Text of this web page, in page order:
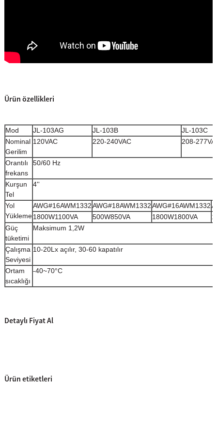
Ürün özellikleri
Mod JL-103AG JL-103B
JL-103C
Nominal
Gerilim
120VAC 220-240VAC 208-
Orantılı
frekans
50/60 Hz
Kurşun
Tel
4''
Yol
Yükleme
AWG#16AWM1332AWG#18AWM1332AWG#16AWM1332
1800W1100VA
500W850VA 1800W1800VA
Güç
tüketimi
Maksimum 1,2W
Çalışma
Seviyesi
10-20Lx açılır, 30-60 kapatılır
Ortam
sıcaklığı
-40~70°C
Detaylı Fiyat Al
Ürün etiketleri